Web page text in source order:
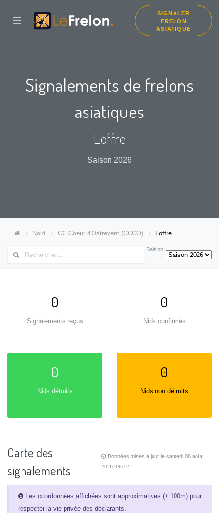
☰
SIGNALER
FRELON
ASIATIQUE
Signalements de frelons
asiatiques
Loffre
Saison 2026
Nord CC Coeur d'Ostrevent (CCCO) Loffre
Saison
:
0
Signalements reçus
=
0
Nids confirmés
=
0
Nids détruits
=
0
Nids non détruits
=
Carte des
signalements
Données mises à jour le samedi 08 août
2026 09h12
Les coordonnées affichées sont approximatives (± 100m) pour
respecter la vie privée des déclarants.